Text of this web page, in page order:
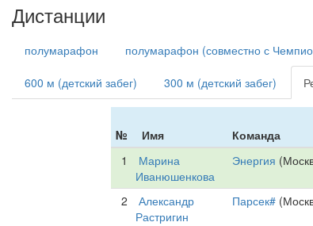
Дистанции
полумарафон полумарафон (совместно с
600 м (детский забег) 300 м (детский забег)
№ Имя Команда
1
Марина
Иванюшенкова
Энергия
2
Александр
Растригин
Парсек#